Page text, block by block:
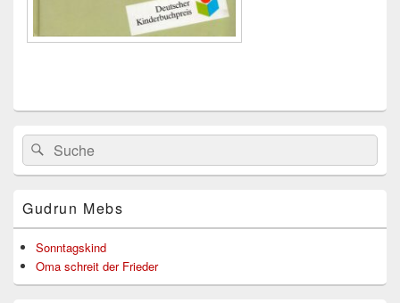
Primärer
Seitenleisten
Widget-
Bereich
Search
for:
Suche
Gudrun Mebs
Sonntagskind
Oma schreit der Frieder